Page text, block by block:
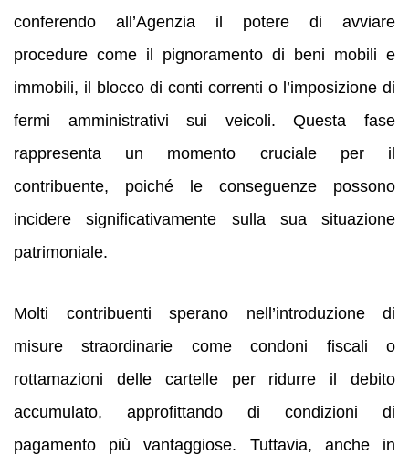
conferendo all’Agenzia il potere di avviare
procedure come il pignoramento di beni mobili e
immobili, il blocco di conti correnti o l’imposizione di
fermi amministrativi sui veicoli. Questa fase
rappresenta un momento cruciale per il
contribuente, poiché le conseguenze possono
incidere significativamente sulla sua situazione
patrimoniale.
Molti contribuenti sperano nell’introduzione di
misure straordinarie come condoni fiscali o
rottamazioni delle cartelle per ridurre il debito
accumulato, approfittando di condizioni di
pagamento più vantaggiose. Tuttavia, anche in